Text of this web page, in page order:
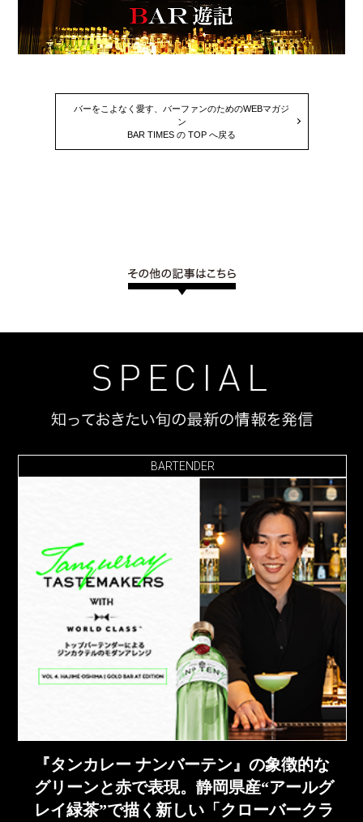
バーをこよなく愛す、バーファンのためのWEBマガジ
ン
BAR TIMES の TOP へ戻る
BARTENDER
『タンカレー ナンバーテン』の象徴的な
グリーンと赤で表現。静岡県産“アールグ
レイ緑茶”で描く新しい「クローバークラ